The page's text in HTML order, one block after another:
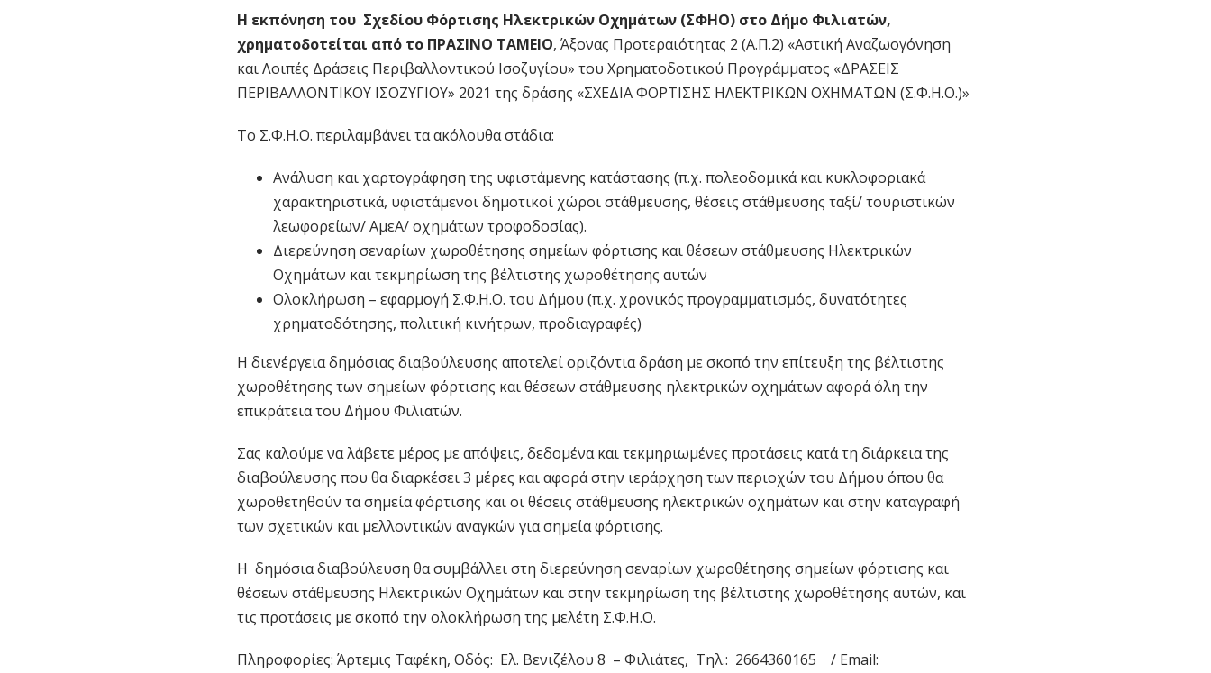
Η εκπόνηση του Σχεδίου Φόρτισης Ηλεκτρικών Οχημάτων (ΣΦΗΟ) στο Δήμο Φιλιατών,
χρηματοδοτείται από το ΠΡΑΣΙΝΟ ΤΑΜΕΙΟ, Άξονας Προτεραιότητας 2 (Α.Π.2) «Αστική Αναζωογόνηση
και Λοιπές Δράσεις Περιβαλλοντικού Ισοζυγίου» του Χρηματοδοτικού Προγράμματος «ΔΡΑΣΕΙΣ
ΠΕΡΙΒΑΛΛΟΝΤΙΚΟΥ ΙΣΟΖΥΓΙΟΥ» 2021 της δράσης «ΣΧΕΔΙΑ ΦΟΡΤΙΣΗΣ ΗΛΕΚΤΡΙΚΩΝ ΟΧΗΜΑΤΩΝ (Σ.Φ.Η.Ο.)»
Το Σ.Φ.Η.Ο. περιλαμβάνει τα ακόλουθα στάδια:
Ανάλυση και χαρτογράφηση της υφιστάμενης κατάστασης (π.χ. πολεοδομικά και κυκλοφοριακά
χαρακτηριστικά, υφιστάμενοι δημοτικοί χώροι στάθμευσης, θέσεις στάθμευσης ταξί/ τουριστικών
λεωφορείων/ ΑμεΑ/ οχημάτων τροφοδοσίας).
Διερεύνηση σεναρίων χωροθέτησης σημείων φόρτισης και θέσεων στάθμευσης Ηλεκτρικών
Οχημάτων και τεκμηρίωση της βέλτιστης χωροθέτησης αυτών
Ολοκλήρωση – εφαρμογή Σ.Φ.Η.Ο. του Δήμου (π.χ. χρονικός προγραμματισμός, δυνατότητες
χρηματοδότησης, πολιτική κινήτρων, προδιαγραφές)
Η διενέργεια δημόσιας διαβούλευσης αποτελεί οριζόντια δράση με σκοπό την επίτευξη της βέλτιστης
χωροθέτησης των σημείων φόρτισης και θέσεων στάθμευσης ηλεκτρικών οχημάτων αφορά όλη την
επικράτεια του Δήμου Φιλιατών.
Σας καλούμε να λάβετε μέρος με απόψεις, δεδομένα και τεκμηριωμένες προτάσεις κατά τη διάρκεια της
διαβούλευσης που θα διαρκέσει 3 μέρες και αφορά στην ιεράρχηση των περιοχών του Δήμου όπου θα
χωροθετηθούν τα σημεία φόρτισης και οι θέσεις στάθμευσης ηλεκτρικών οχημάτων και στην καταγραφή
των σχετικών και μελλοντικών αναγκών για σημεία φόρτισης.
Η δημόσια διαβούλευση θα συμβάλλει στη διερεύνηση σεναρίων χωροθέτησης σημείων φόρτισης και
θέσεων στάθμευσης Ηλεκτρικών Οχημάτων και στην τεκμηρίωση της βέλτιστης χωροθέτησης αυτών, και
τις προτάσεις με σκοπό την ολοκλήρωση της μελέτη Σ.Φ.Η.Ο.
Πληροφορίες: Άρτεμις Ταφέκη, Οδός: Ελ. Βενιζέλου 8 – Φιλιάτες, Τηλ.: 2664360165 / Εmail: